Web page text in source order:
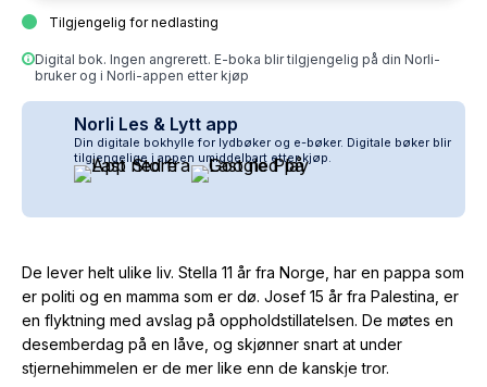
Tilgjengelig for nedlasting
Digital bok. Ingen angrerett. E-boka blir tilgjengelig på din Norli-
bruker og i Norli-appen etter kjøp
Norli Les & Lytt app
Din digitale bokhylle for lydbøker og e-bøker. Digitale bøker blir
tilgjengelige i appen umiddelbart etter kjøp.
De lever helt ulike liv. Stella 11 år fra Norge, har en pappa som
er politi og en mamma som er dø. Josef 15 år fra Palestina, er
en flyktning med avslag på oppholdstillatelsen. De møtes en
desemberdag på en låve, og skjønner snart at under
stjernehimmelen er de mer like enn de kanskje tror.